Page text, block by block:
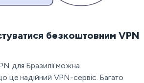
безкоштовним VPN
для Бразилії можна
це надійний VPN-сервіс. Багато